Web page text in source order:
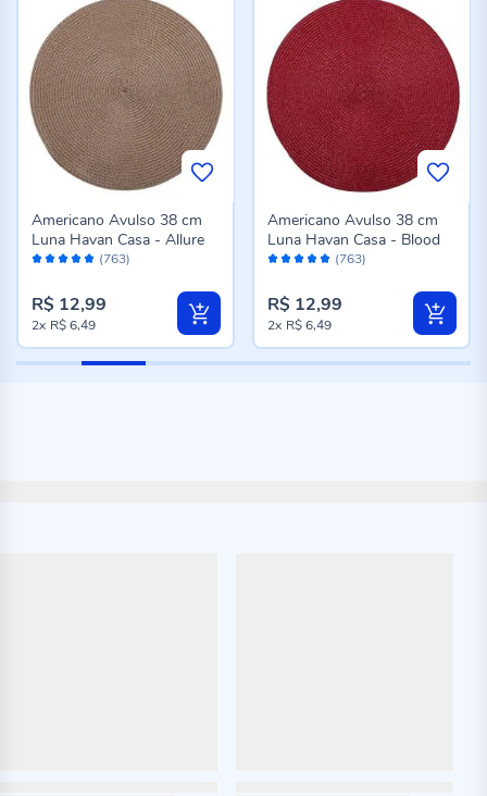
Avaliação: (763)
Americano Avulso 38 cm
Luna Havan Casa - Allure
R$ 12,99
2x R$ 6,49
Avaliação: (763)
Americano Avulso 38 cm
Luna Havan Casa - Blood
R$ 12,99
2x R$ 6,49